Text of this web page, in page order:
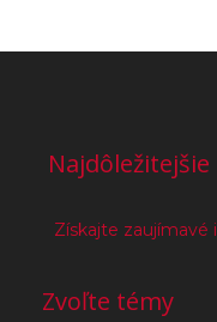
Získajte
Zvoľte témy